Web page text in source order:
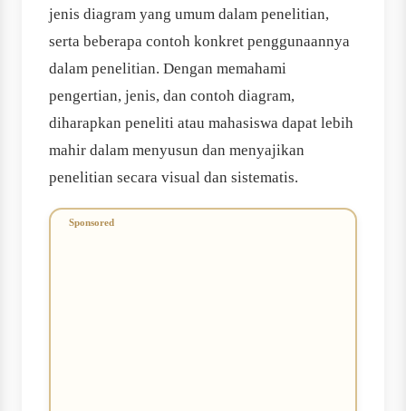
jenis diagram yang umum dalam penelitian,
serta beberapa contoh konkret penggunaannya
dalam penelitian. Dengan memahami
pengertian, jenis, dan contoh diagram,
diharapkan peneliti atau mahasiswa dapat lebih
mahir dalam menyusun dan menyajikan
penelitian secara visual dan sistematis.